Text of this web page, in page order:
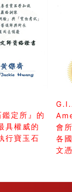
定所』的
具權威的
行寶玉石
會
各
文